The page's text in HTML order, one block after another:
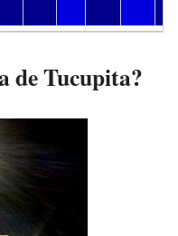
de Tucupita?